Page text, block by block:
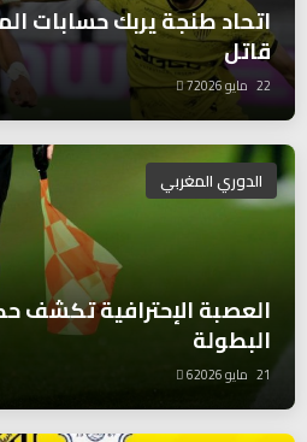
اتحاد طنجة يربك حسابات
قاتل
22 مايو 2026 7
الدوري المغربي
البطولة
21 مايو 2026 6